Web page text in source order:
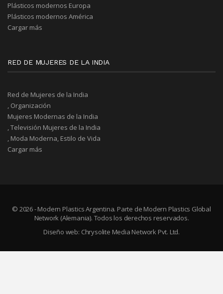
Plásticos modernos Europa
Plásticos modernos América
Cargar más
RED DE MUJERES DE LA INDIA
Red de Mujeres de la India
, Organización
Mujeres Modernas de la India
, Televisión Mujeres de la India
, Moda Moderna, Estilo de Vida
Cargar más
© 2026 - Modern Plastics Argentina. Parte de Modern Plastics Global
Network (Alemania). Todos los derechos reservados.
Diseño web: Chrysolite Media Network Pvt. Ltd.